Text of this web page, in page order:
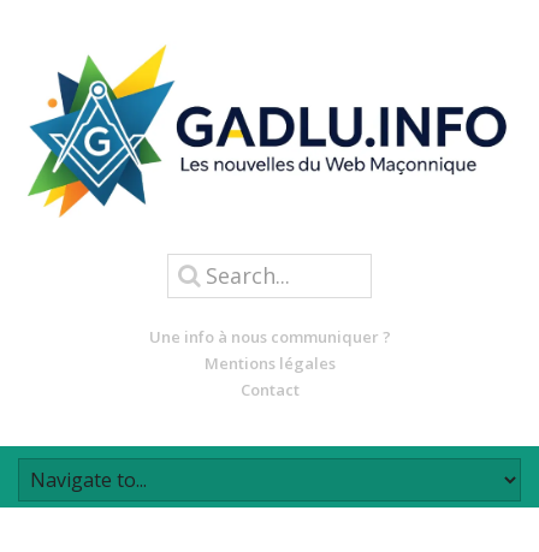
Une info à nous communiquer ?
Mentions légales
Contact